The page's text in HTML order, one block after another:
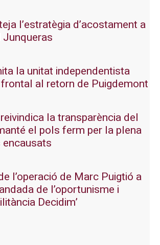
l’estratègia d’acostament a
Junqueras
la unitat independentista
al retorn de Puigdemont
la transparència del
el pols ferm per la plena
l’operació de Marc Puigtió a
de l’oportunisme i
Decidim’